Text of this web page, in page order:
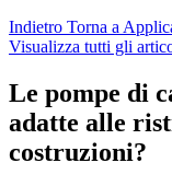
Indietro Torna a
Visualizza tutti gli
Le pompe di
adatte alle
costruzioni?